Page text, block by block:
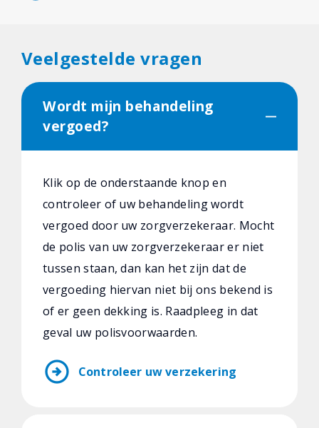
Veelgestelde vragen
Wordt mijn behandeling
vergoed?
Klik op de onderstaande knop en
controleer of uw behandeling wordt
vergoed door uw zorgverzekeraar. Mocht
de polis van uw zorgverzekeraar er niet
tussen staan, dan kan het zijn dat de
vergoeding hiervan niet bij ons bekend is
of er geen dekking is. Raadpleeg in dat
geval uw polisvoorwaarden.
arrow_circle_right Controleer uw verzekering